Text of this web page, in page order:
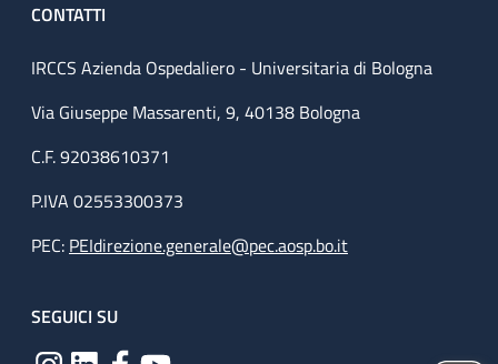
CONTATTI
IRCCS Azienda Ospedaliero - Universitaria di Bologna
Via Giuseppe Massarenti, 9, 40138 Bologna
C.F. 92038610371
P.IVA 02553300373
PEC: PEIdirezione.generale@pec.aosp.bo.it
SEGUICI SU